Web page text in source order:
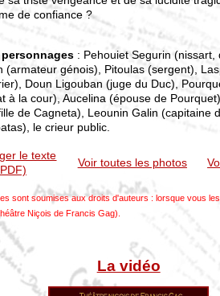
de confiance ?
: Pehouiet Segurin
(armateur génois), Pitoulas (sergent),
Doun Ligouban (juge du Duc),
à la cour), Aucelina (épouse de
de Cagneta), Leounin Galin (capitaine
le crieur public.
le texte
Voir toutes les photos
sont soumises aux droits d'auteurs : lorsque vous
Niçois de Francis Gag).
La vidéo